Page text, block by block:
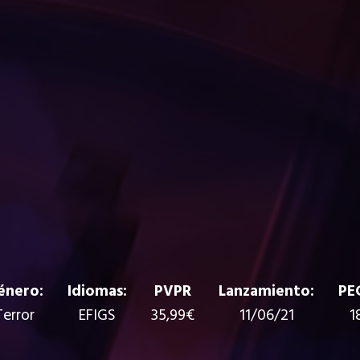
Idiomas:
EFIGS
PVPR
35,99€
Lanzamiento:
11/06/21